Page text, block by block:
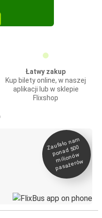
Łatwy zakup
Kup bilety online, w naszej
aplikacji lub w sklepie
Flixshop
Zaufało na
m
ponad 500
milionó
w
pasażeró
w